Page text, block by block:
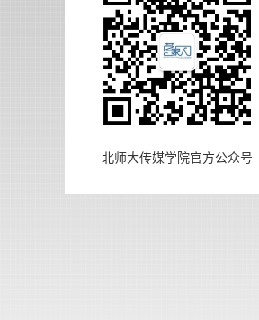
北师大传媒学院官方公众号